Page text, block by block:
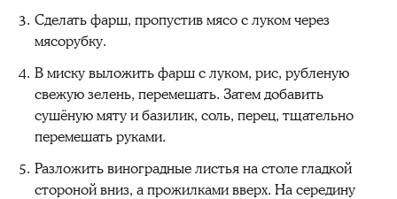
Сделать фарш, пропустив мясо с луком через
мясорубку.
В миску выложить фарш с луком, рис, рубленую
свежую зелень, перемешать. Затем добавить
сушёную мяту и базилик, соль, перец, тщательно
перемешать руками.
Разложить виноградные листья на столе гладкой
стороной вниз, а прожилками вверх. На середину